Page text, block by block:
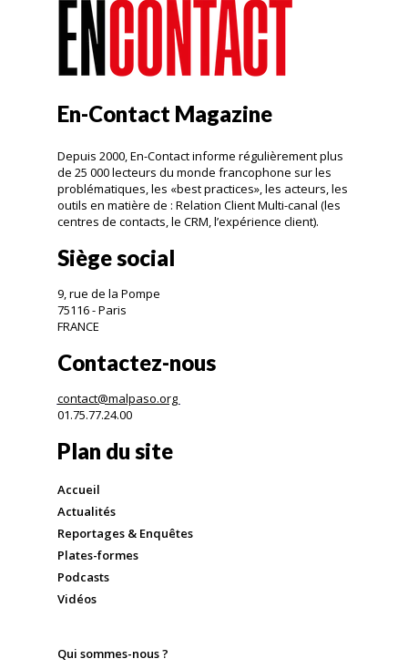
En-Contact Magazine
Depuis 2000, En-Contact informe régulièrement plus
de 25 000 lecteurs du monde francophone sur les
problématiques, les «best practices», les acteurs, les
outils en matière de : Relation Client Multi-canal (les
centres de contacts, le CRM, l’expérience client).
Siège social
9, rue de la Pompe
75116 - Paris
FRANCE
Contactez-nous
contact@malpaso.org
01.75.77.24.00
Plan du site
Accueil
Actualités
Reportages & Enquêtes
Plates-formes
Podcasts
Vidéos
Qui sommes-nous ?